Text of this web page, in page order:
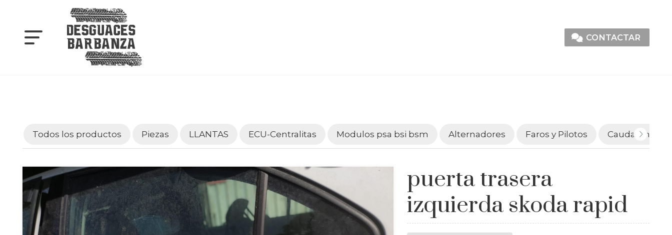
CONTACTAR
Todos los productos Piezas LLANTAS ECU-Centralitas Modulos psa bsi bsm Alternadores Faros y Pilotos Caudalímetros
puerta trasera
izquierda skoda rapid